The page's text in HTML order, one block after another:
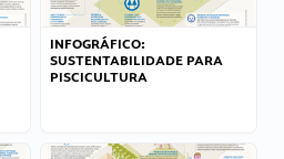
INFOGRÁFICO:
SUSTENTABILIDADE PARA
PISCICULTURA